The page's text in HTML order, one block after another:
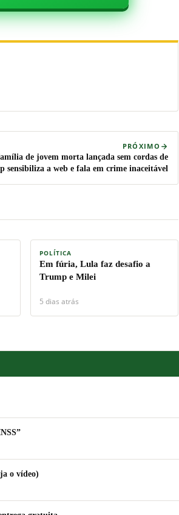
PRÓXIMO
de jovem morta lançada sem cordas de
sensibiliza a web e fala em crime inaceitável
POLÍTICA
Em fúria, Lula faz desafio a
Trump e Milei
5 dias atrás
o vídeo)